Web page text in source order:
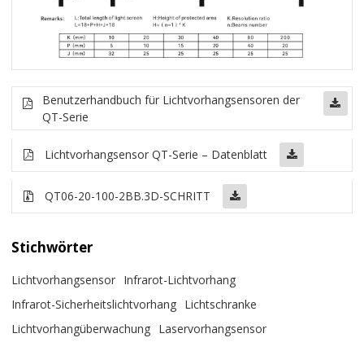
Benutzerhandbuch für Lichtvorhangsensoren der
QT-Serie
Lichtvorhangsensor QT-Serie – Datenblatt
QT06-20-100-2BB.3D-SCHRITT
Stichwörter
Lichtvorhangsensor Infrarot-Lichtvorhang
Infrarot-Sicherheitslichtvorhang Lichtschranke
Lichtvorhangüberwachung Laservorhangsensor